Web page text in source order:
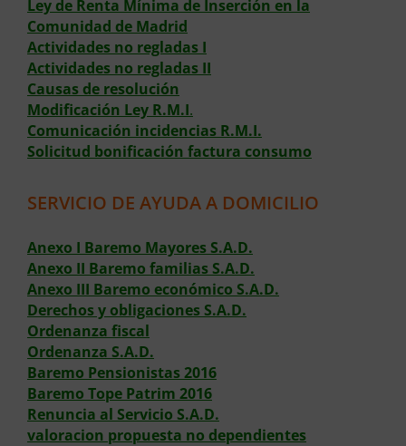
Ley de Renta Mínima de Inserción en la
Comunidad de Madrid
Actividades no regladas I
Actividades no regladas II
Causas de resolución
Modificación Ley R.M.I.
Comunicación incidencias R.M.I.
Solicitud bonificación factura consumo
SERVICIO DE AYUDA A DOMICILIO
Anexo I Baremo Mayores S.A.D.
Anexo II Baremo familias S.A.D.
Anexo III Baremo económico S.A.D.
Derechos y obligaciones S.A.D.
Ordenanza fiscal
Ordenanza S.A.D.
Baremo Pensionistas 2016
Baremo Tope Patrim 2016
Renuncia al Servicio S.A.D.
valoracion propuesta no dependientes